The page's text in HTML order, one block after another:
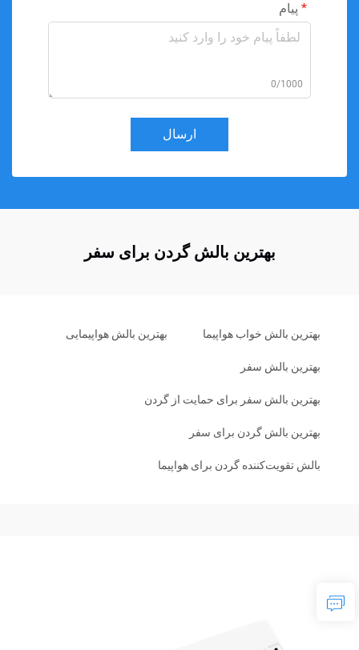
پیام
0/1000
ارسال
بهترین بالش گردن برای سفر
بهترین بالش خواب هواپیما بهترین بالش هواپیمایی
بهترین بالش سفر
بهترین بالش سفر برای حمایت از گردن
بهترین بالش گردن برای سفر
بالش تقویت‌کننده گردن برای هواپیما